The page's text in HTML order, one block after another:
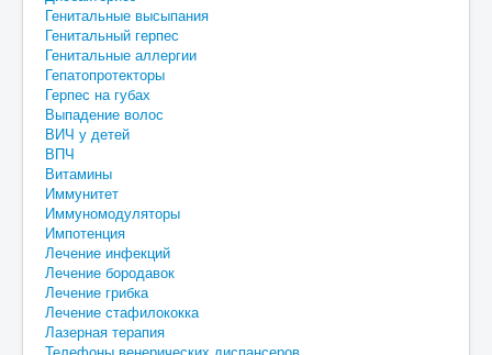
Генитальные высыпания
Генитальный герпес
Генитальные аллергии
Гепатопротекторы
Герпес на губах
Выпадение волос
ВИЧ у детей
ВПЧ
Витамины
Иммунитет
Иммуномодуляторы
Импотенция
Лечение инфекций
Лечение бородавок
Лечение грибка
Лечение стафилококка
Лазерная терапия